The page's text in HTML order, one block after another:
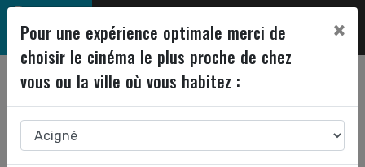
Pour une expérience optimale merci de
choisir le cinéma le plus proche de chez
vous ou la ville où vous habitez :
×